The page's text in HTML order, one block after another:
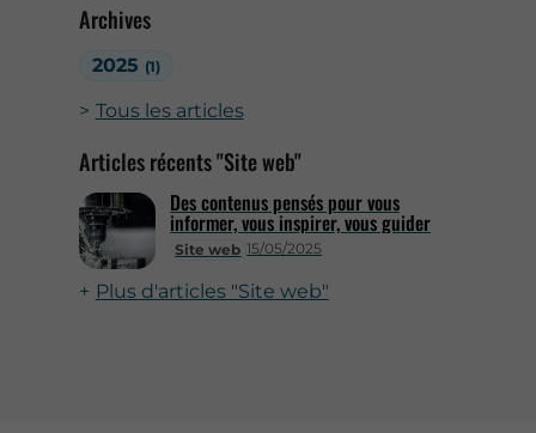
Archives
2025 (1)
Tous les articles
Articles récents "Site web"
Site web 15/05/2025
Des contenus pensés pour vous
informer, vous inspirer, vous guider
Plus d'articles "Site web"